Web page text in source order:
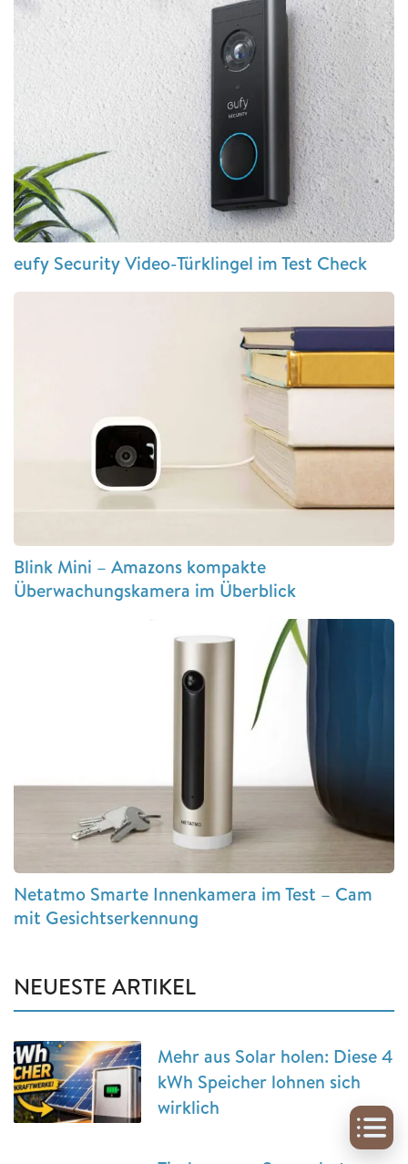
eufy Security Video-Türklingel im Test Check
Blink Mini – Amazons kompakte
Überwachungskamera im Überblick
Netatmo Smarte Innenkamera im Test – Cam
mit Gesichtserkennung
NEUESTE ARTIKEL
Mehr aus Solar holen: Diese 4
kWh Speicher lohnen sich
wirklich